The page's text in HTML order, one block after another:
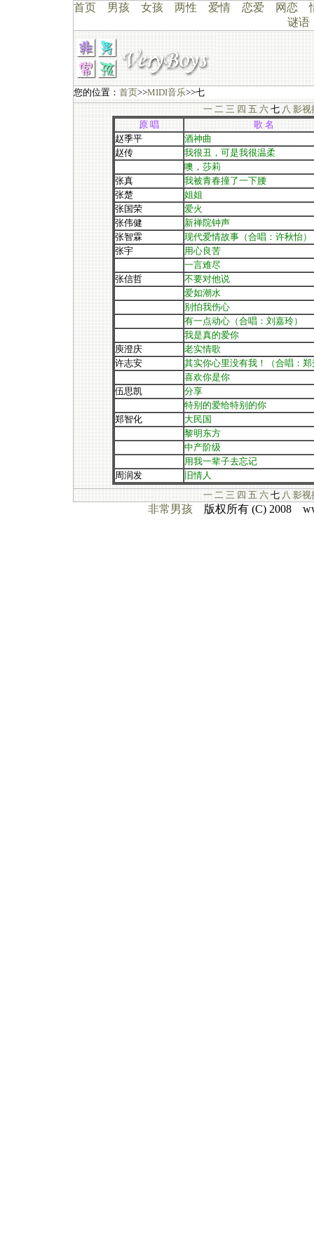
首页 男孩 女孩 两性 爱情 恋爱 网恋
谜语
您的位置： 首页>>MIDI音乐>>七
一 二 三 四 五 六 七 八 影视
原 唱
歌 名
赵季平
酒神曲
赵传
我很丑，可是我很温柔
噢，莎莉
张真
我被青春撞了一下腰
张楚
姐姐
张国荣
爱火
张伟健
新禅院钟声
张智霖
现代爱情故事（合唱：许秋怡）
张宇
用心良苦
一言难尽
张信哲
不要对他说
爱如潮水
别怕我伤心
有一点动心 （合唱：刘嘉玲）
我是真的爱你
庾澄庆
老实情歌
许志安
其实你心里没有我！（合唱：郑
喜欢你是你
伍思凯
分享
特别的爱给特别的你
郑智化
大民国
黎明东方
中产阶级
用我一辈子去忘记
周润发
旧情人
一 二 三 四 五 六 七 八 影视
非常男孩 版权所有 (C) 2008